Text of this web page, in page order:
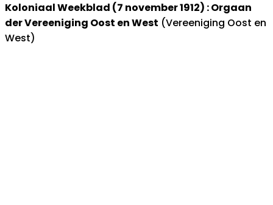
Koloniaal Weekblad (7 november 1912) : Orgaan
der Vereeniging Oost en West (Vereeniging Oost en
West)